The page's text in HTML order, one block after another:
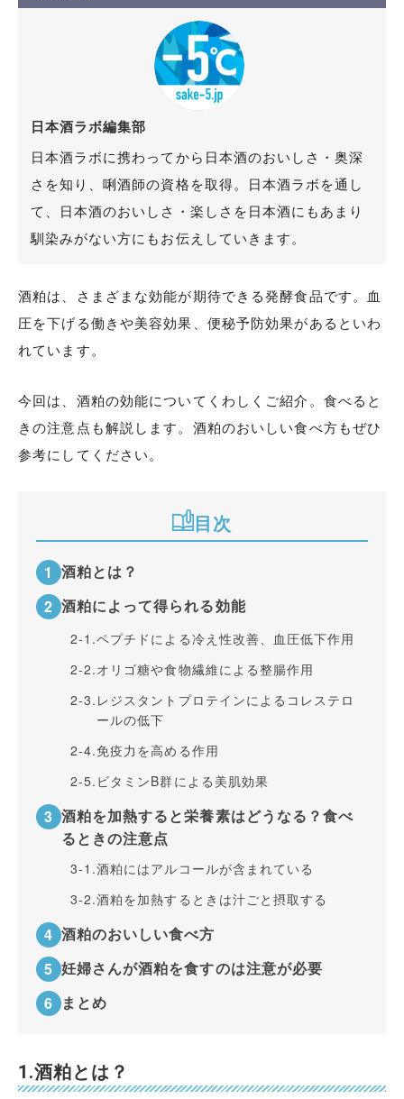
日本酒ラボ編集部
日本酒ラボに携わってから日本酒のおいしさ・奥深
さを知り、唎酒師の資格を取得。日本酒ラボを通し
て、日本酒のおいしさ・楽しさを日本酒にもあまり
馴染みがない方にもお伝えしていきます。
酒粕は、さまざまな効能が期待できる発酵食品です。血
圧を下げる働きや美容効果、便秘予防効果があるといわ
れています。
今回は、酒粕の効能についてくわしくご紹介。食べると
きの注意点も解説します。酒粕のおいしい食べ方もぜひ
参考にしてください。
目次
酒粕とは？
酒粕によって得られる効能
2-1.ペプチドによる冷え性改善、血圧低下作用
2-2.オリゴ糖や食物繊維による整腸作用
2-3. レジスタントプロテインによるコレステロ
ールの低下
2-4.免疫力を高める作用
2-5. ビタミンB群による美肌効果
酒粕を加熱すると栄養素はどうなる？食べ
るときの注意点
3-1.酒粕にはアルコールが含まれている
3-2.酒粕を加熱するときは汁ごと摂取する
酒粕のおいしい食べ方
妊婦さんが酒粕を食すのは注意が必要
まとめ
1.酒粕とは？